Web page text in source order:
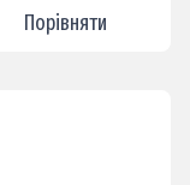
Порівняти